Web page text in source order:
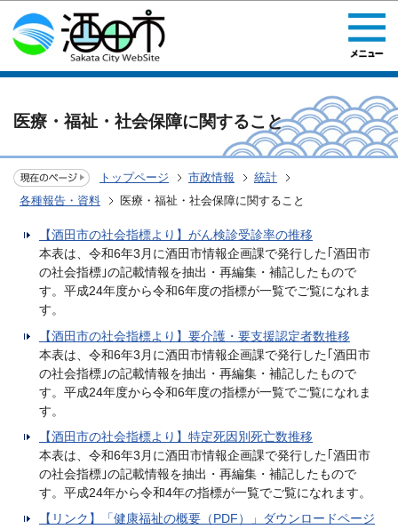
このページの本文へ移動
医療・福祉・社会保障に関すること
トップページ 市政情報
統計
各種報告・資料
医療・福祉・社会保障に関すること
【酒田市の社会指標より】がん検診受診率の推移
本表は、令和6年3月に酒田市情報企画課で発行した｢酒田市
の社会指標｣の記載情報を抽出・再編集・補記したもので
す。平成24年度から令和6年度の指標が一覧でご覧になれま
す。
【酒田市の社会指標より】要介護・要支援認定者数推移
本表は、令和6年3月に酒田市情報企画課で発行した｢酒田市
の社会指標｣の記載情報を抽出・再編集・補記したもので
す。平成24年度から令和6年度の指標が一覧でご覧になれま
す。
【酒田市の社会指標より】特定死因別死亡数推移
本表は、令和6年3月に酒田市情報企画課で発行した｢酒田市
の社会指標｣の記載情報を抽出・再編集・補記したもので
す。平成24年から令和4年の指標が一覧でご覧になれます。
【リンク】「健康福祉の概要（PDF）」ダウンロードページ